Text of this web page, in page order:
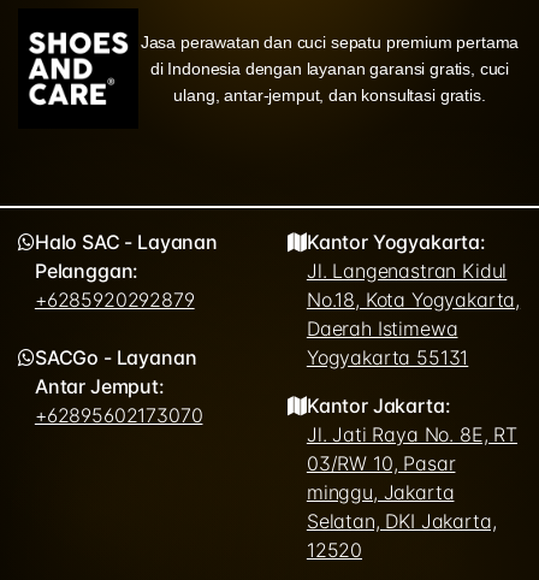
Jasa perawatan dan cuci sepatu premium pertama
di Indonesia dengan layanan garansi gratis, cuci
ulang, antar-jemput, dan konsultasi gratis.
Halo SAC - Layanan
Pelanggan:
+6285920292879
SACGo - Layanan
Antar Jemput:
+62895602173070
Kantor Yogyakarta:
Jl. Langenastran Kidul
No.18, Kota Yogyakarta,
Daerah Istimewa
Yogyakarta 55131
Kantor Jakarta:
Jl. Jati Raya No. 8E, RT
03/RW 10, Pasar
minggu, Jakarta
Selatan, DKI Jakarta,
12520